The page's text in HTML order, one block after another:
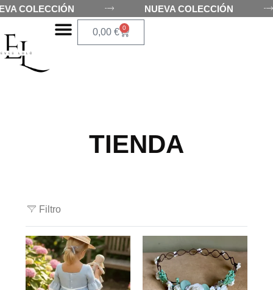
NUEVA COLECCIÓN
COLECCIÓN
0,00 € 0
TIENDA
Filtro